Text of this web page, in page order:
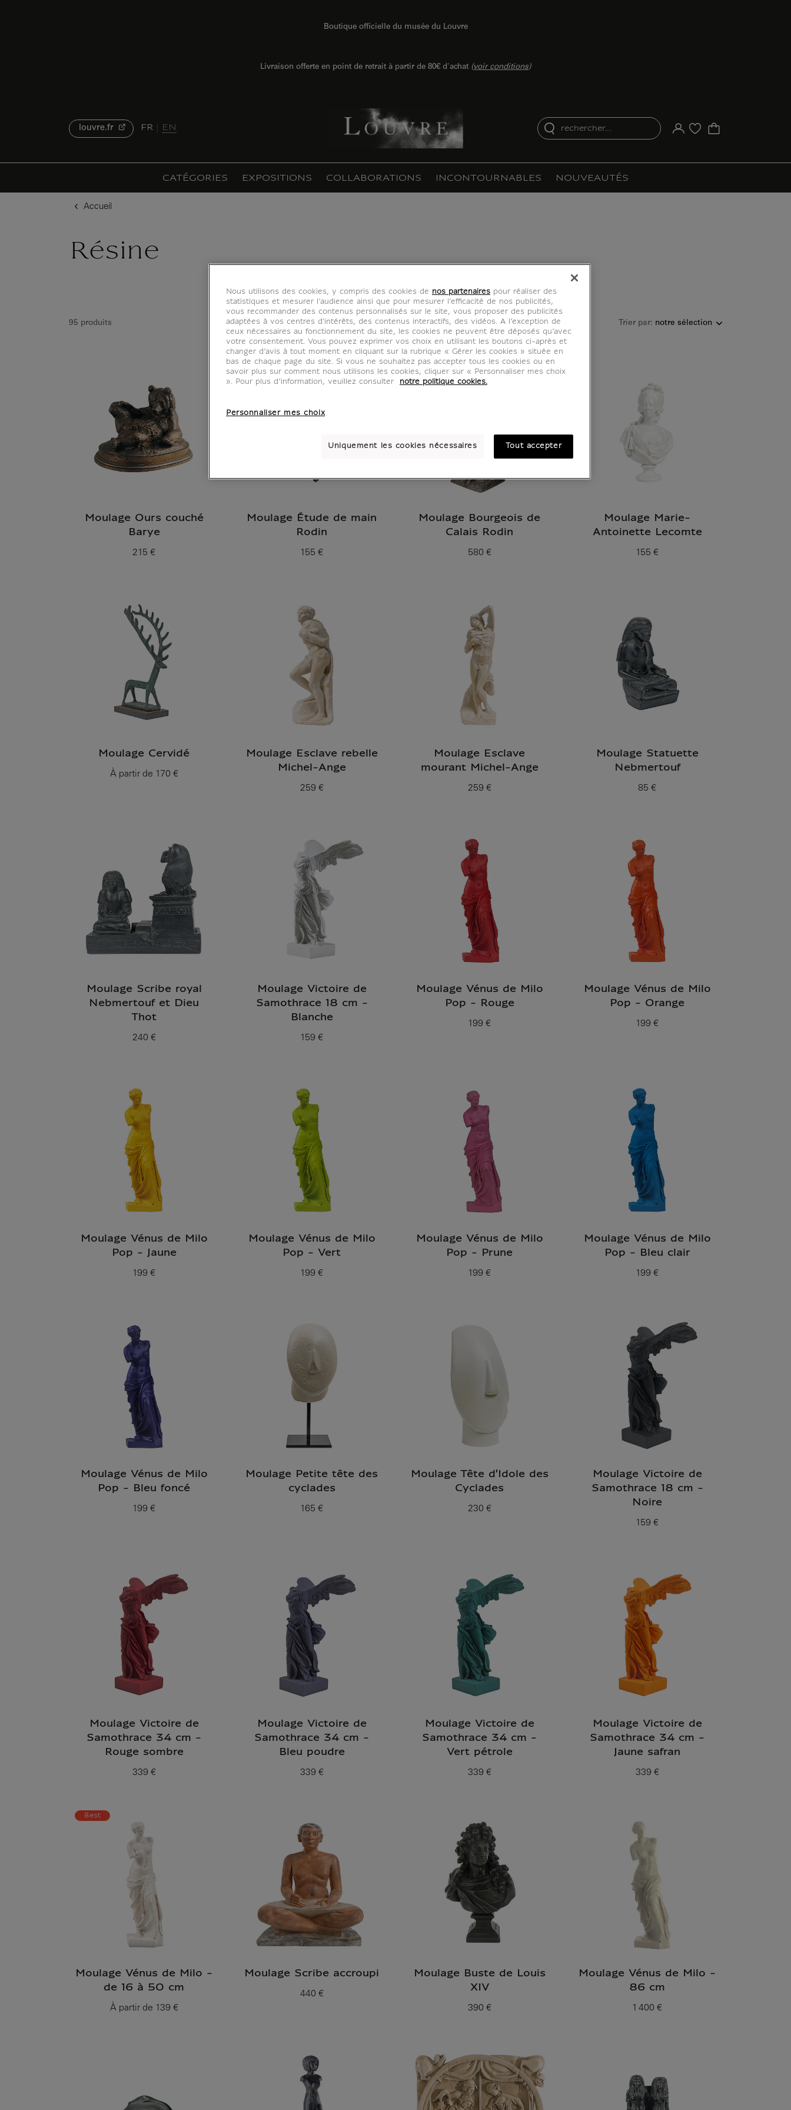
Boutique officielle du musée du Louvre
Livraison offerte en point de retrait à partir de 80€ d'achat (voir conditions)
louvre.fr EN
FR rechercher...
Votre compte
Liste d'achat
CATÉGORIES EXPOSITIONS COLLABORATIONS INCONTOURNABLES NOUVEAUTÉS
Accueil
Résine
95 produits Trier par:
Moulage Ours couché
Barye
Prix ​​actuel
215 €
Moulage Étude de main
Rodin
Prix ​​actuel
155 €
Moulage Bourgeois de
Calais Rodin
Prix ​​actuel
580 €
Moulage Marie-
Antoinette Lecomte
Prix ​​actuel
155 €
Moulage Cervidé
À partir dePrix ​​actuel
170 €
Moulage Esclave rebelle
Michel-Ange
Prix ​​actuel
259 €
Moulage Esclave
mourant Michel-Ange
Prix ​​actuel
259 €
Moulage Statuette
Nebmertouf
Prix ​​actuel
85 €
Moulage Scribe royal
Nebmertouf et Dieu
Thot
Prix ​​actuel
240 €
Moulage Victoire de
Samothrace 18 cm -
Blanche
Prix ​​actuel
159 €
Moulage Vénus de Milo
Pop - Rouge
Prix ​​actuel
199 €
Moulage Vénus de Milo
Pop - Orange
Prix ​​actuel
199 €
Moulage Vénus de Milo
Pop - Jaune
Prix ​​actuel
199 €
Moulage Vénus de Milo
Pop - Vert
Prix ​​actuel
199 €
Moulage Vénus de Milo
Pop - Prune
Prix ​​actuel
199 €
Moulage Vénus de Milo
Pop - Bleu clair
Prix ​​actuel
199 €
Moulage Vénus de Milo
Pop - Bleu foncé
Prix ​​actuel
199 €
Moulage Petite tête des
cyclades
Prix ​​actuel
165 €
Moulage Tête d'Idole des
Cyclades
Prix ​​actuel
230 €
Moulage Victoire de
Samothrace 18 cm -
Noire
Prix ​​actuel
159 €
Moulage Victoire de
Samothrace 34 cm -
Rouge sombre
Prix ​​actuel
339 €
Moulage Victoire de
Samothrace 34 cm -
Bleu poudre
Prix ​​actuel
339 €
Moulage Victoire de
Samothrace 34 cm -
Vert pétrole
Prix ​​actuel
339 €
Moulage Victoire de
Samothrace 34 cm -
Jaune safran
Prix ​​actuel
339 €
Best
Moulage Vénus de Milo -
de 16 à 50 cm
À partir dePrix ​​actuel
139 €
Moulage Scribe accroupi
Prix ​​actuel
440 €
Moulage Buste de Louis
XIV
Prix ​​actuel
390 €
Moulage Vénus de Milo -
86 cm
Prix ​​actuel
1 400 €
Nous utilisons des cookies, y compris des cookies de nos partenaires pour réaliser des
statistiques et mesurer l’audience ainsi que pour mesurer l’efficacité de nos publicités,
vous recommander des contenus personnalisés sur le site, vous proposer des publicités
adaptées à vos centres d'intérêts, des contenus interactifs, des vidéos. A l’exception de
ceux nécessaires au fonctionnement du site, les cookies ne peuvent être déposés qu’avec
votre consentement. Vous pouvez exprimer vos choix en utilisant les boutons ci-après et
changer d’avis à tout moment en cliquant sur la rubrique « Gérer les cookies » située en
bas de chaque page du site. Si vous ne souhaitez pas accepter tous les cookies ou en
savoir plus sur comment nous utilisons les cookies, cliquer sur « Personnaliser mes choix
». Pour plus d’information, veuillez consulter
notre politique cookies.
Personnaliser mes choix
Uniquement les cookies nécessaires Tout accepter